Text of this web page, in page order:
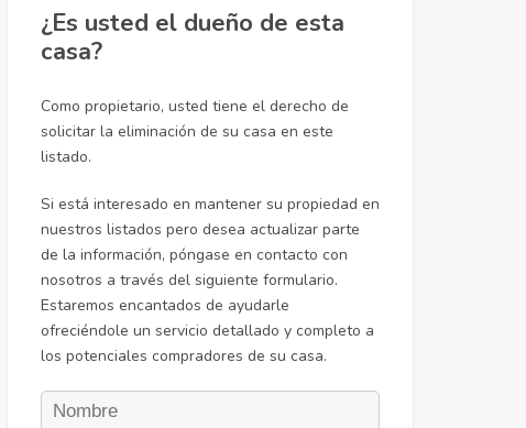
¿Es usted el dueño de esta
casa?
Como propietario, usted tiene el derecho de
solicitar la eliminación de su casa en este
listado.
Si está interesado en mantener su propiedad en
nuestros listados pero desea actualizar parte
de la información, póngase en contacto con
nosotros a través del siguiente formulario.
Estaremos encantados de ayudarle
ofreciéndole un servicio detallado y completo a
los potenciales compradores de su casa.